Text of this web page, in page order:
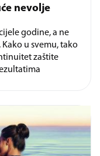
nevolje
godine, a ne
u svemu, tako
zaštite